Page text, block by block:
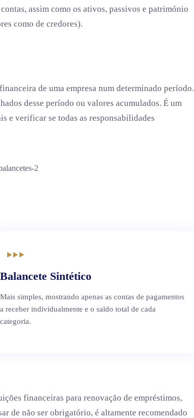
assim como os ativos, passivos e património
como de credores).
de uma empresa num determinado período.
desse período ou valores acumulados. É um
e verificar se todas as responsabilidades
Balancete Sintético
Mais simples, mostrando apenas as contas de pagamentos
a receber individualmente e o saldo total de cada
categoria.
financeiras para renovação de empréstimos,
de não ser obrigatório, é altamente recomendado